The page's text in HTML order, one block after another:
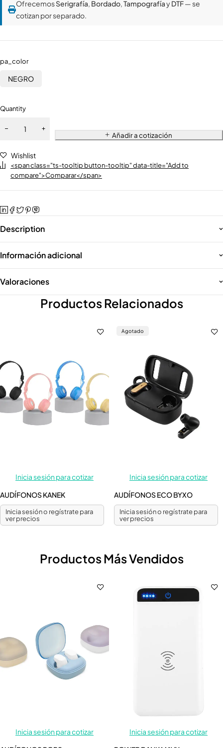
OfrecemosSerigrafía, Bordado,TampografíayDTF— se
cotizan por separado.
pa_color
NEGRO
Quantity
Añadir a cotización
Wishlist
<span class="ts-tooltip button-tooltip" data-title="Add to
compare">Comparar</span>
Description
Información adicional
Valoraciones
Productos Relacionados
Inicia sesión para cotizar
AUDÍFONOS KANEK
Inicia sesión o regístrate para
ver precios
Agotado
Inicia sesión para cotizar
AUDÍFONOS ECO BYXO
Inicia sesión o regístrate para
ver precios
Productos Más Vendidos
Inicia sesión para cotizar
Inicia sesión para cotizar